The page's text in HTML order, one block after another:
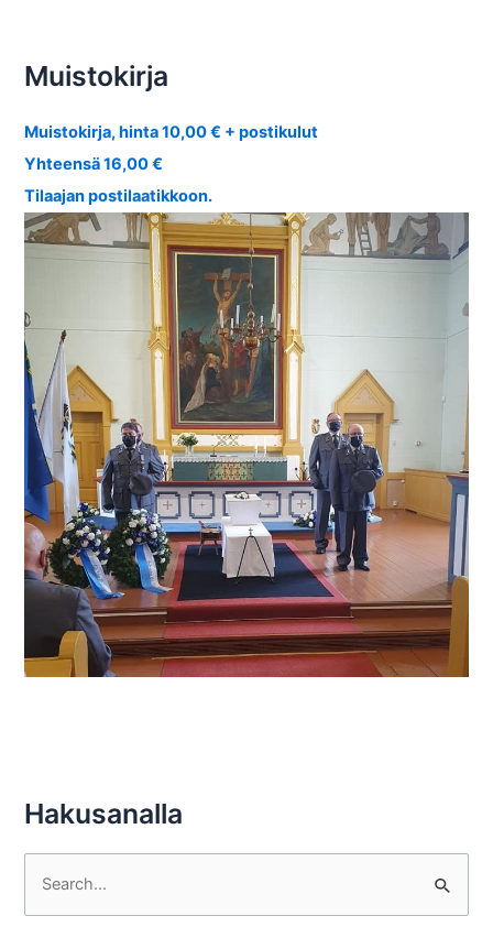
Muistokirja
Muistokirja, hinta 10,00 € + postikulut
Yhteensä 16,00 €
Tilaajan postilaatikkoon.
Hakusanalla